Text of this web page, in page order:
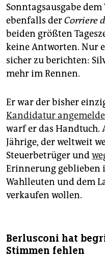
Sonntagsausgabe
ebenfalls derCorriere
beiden größten
keine Antworten. Nur
sicher zu berichten:
mehr im Rennen.
Er war der bisher
Kandidatur
warf er das Handtuch.
Jährige, der weltweit
Steuerbetrüger und
Erinnerung geblieben
Wahlleuten und dem
verkaufen wollen.
Berlusconi hat
Stimmen fehlen